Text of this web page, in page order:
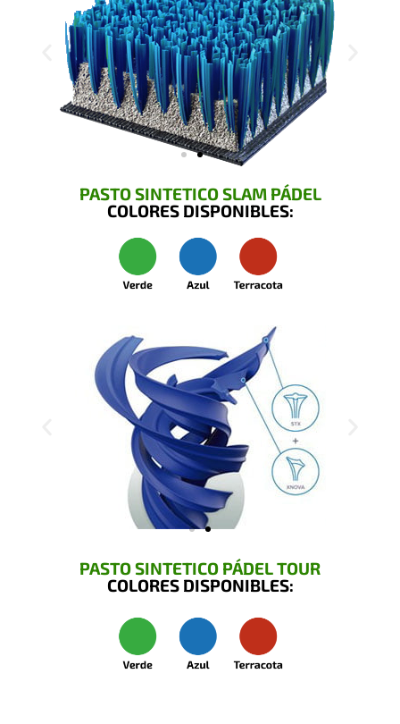
PASTO SINTETICO SLAM PÁDEL
COLORES DISPONIBLES:
PASTO SINTETICO PÁDEL TOUR
COLORES DISPONIBLES: